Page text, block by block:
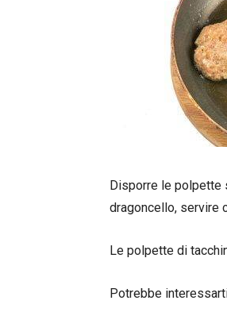
Disporre le polpette
dragoncello, servire
Le polpette di
Potrebbe